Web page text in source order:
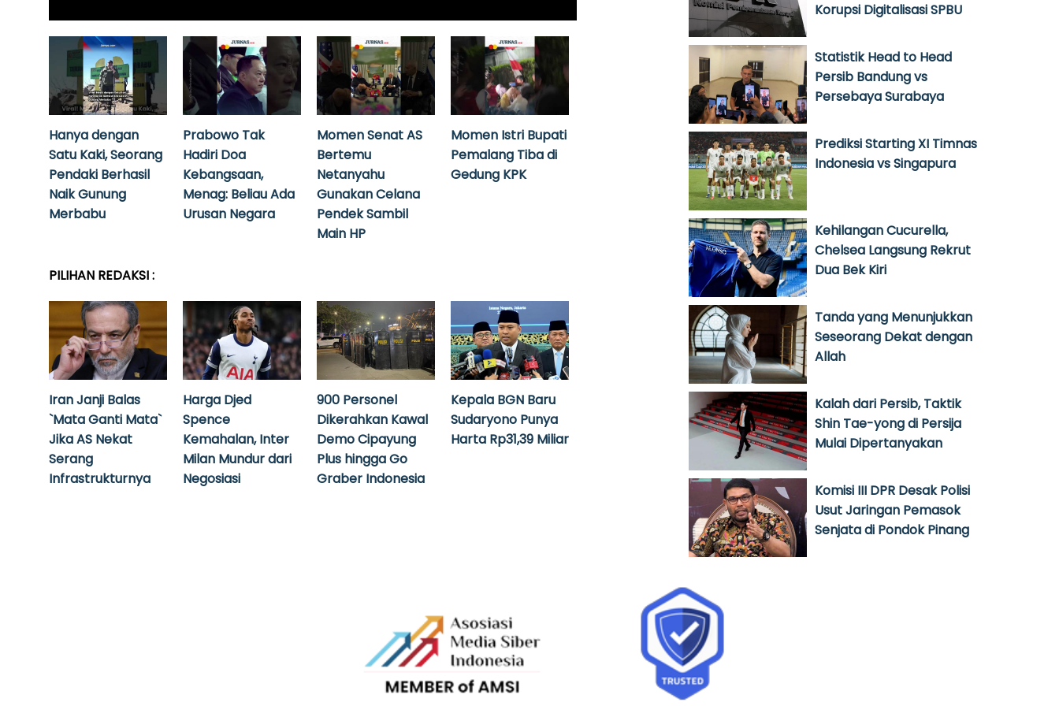
Hanya dengan
Satu Kaki, Seorang
Pendaki Berhasil
Naik Gunung
Merbabu
Prabowo Tak
Hadiri Doa
Kebangsaan,
Menag: Beliau Ada
Urusan Negara
Momen Senat AS
Bertemu
Netanyahu
Gunakan Celana
Pendek Sambil
Main HP
Momen Istri Bupati
Pemalang Tiba di
Gedung KPK
PILIHAN REDAKSI :
Iran Janji Balas
`Mata Ganti Mata`
Jika AS Nekat
Serang
Infrastrukturnya
Harga Djed
Spence
Kemahalan, Inter
Milan Mundur dari
Negosiasi
900 Personel
Dikerahkan Kawal
Demo Cipayung
Plus hingga Go
Graber Indonesia
Kepala BGN Baru
Sudaryono Punya
Harta Rp31,39 Miliar
Korupsi Digitalisasi SPBU
Statistik Head to Head
Persib Bandung vs
Persebaya Surabaya
Prediksi Starting XI Timnas
Indonesia vs Singapura
Kehilangan Cucurella,
Chelsea Langsung Rekrut
Dua Bek Kiri
Tanda yang Menunjukkan
Seseorang Dekat dengan
Allah
Kalah dari Persib, Taktik
Shin Tae-yong di Persija
Mulai Dipertanyakan
Komisi III DPR Desak Polisi
Usut Jaringan Pemasok
Senjata di Pondok Pinang